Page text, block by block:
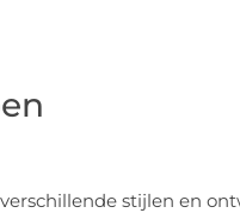
stijlen en